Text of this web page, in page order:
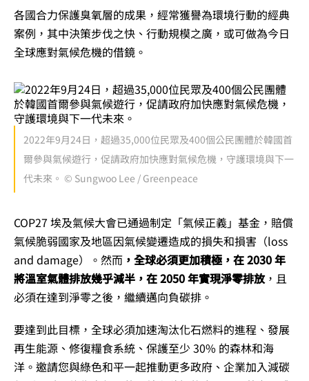
各國合力保護臭氧層的成果，經常獲譽為環境行動的經典
案例，其中決策步伐之快、行動規模之廣，或可做為今日
全球應對氣候危機的借鏡。
2022年9月24日，超過35,000位民眾及400個公民團體於韓國首
爾參與氣候遊行，促請政府加快應對氣候危機，守護環境與下一
代未來。 © Sungwoo Lee / Greenpeace
COP27 埃及氣候大會已通過制定「氣候正義」基金，賠償
氣候脆弱國家及地區因氣候變遷造成的損失和損害（loss
and damage）。然而 ，全球必須更加積極，在 2030 年
將溫室氣體排放幾乎減半，在 2050 年實現淨零排放，且
必須在達到淨零之後，繼續邁向負碳排。
要達到此目標，全球必須加速淘汰化石燃料的進程、發展
再生能源、修復糧食系統、保護至少 30% 的森林和海
洋。邀請您與綠色和平一起推動更多政府、企業加入減碳